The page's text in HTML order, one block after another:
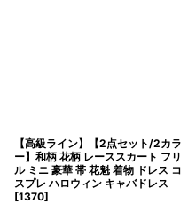
【高級ライン】【2点セット/2カラ
ー】和柄 花柄 レーススカート フリ
ル ミニ 豪華 帯 花魁 着物 ドレス コ
スプレ ハロウィン キャバドレス
[1370]